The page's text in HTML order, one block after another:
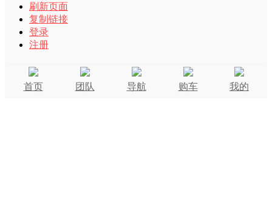
刷新页面
复制链接
登录
注册
首页 团队 导航 购车 我的